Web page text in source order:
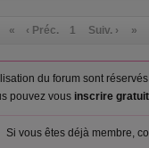
« ‹ Préc. 1 Suiv. › »
du forum sont
pouvez vous inscrire
Si vous êtes déjà membre,